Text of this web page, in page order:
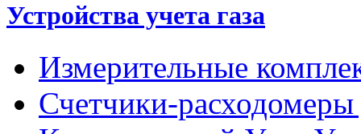
Устройства учета газа
Измерительные
Счетчики-расходомеры